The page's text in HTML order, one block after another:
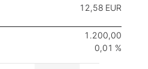
12,58 EUR
1.200,00
0,01 %